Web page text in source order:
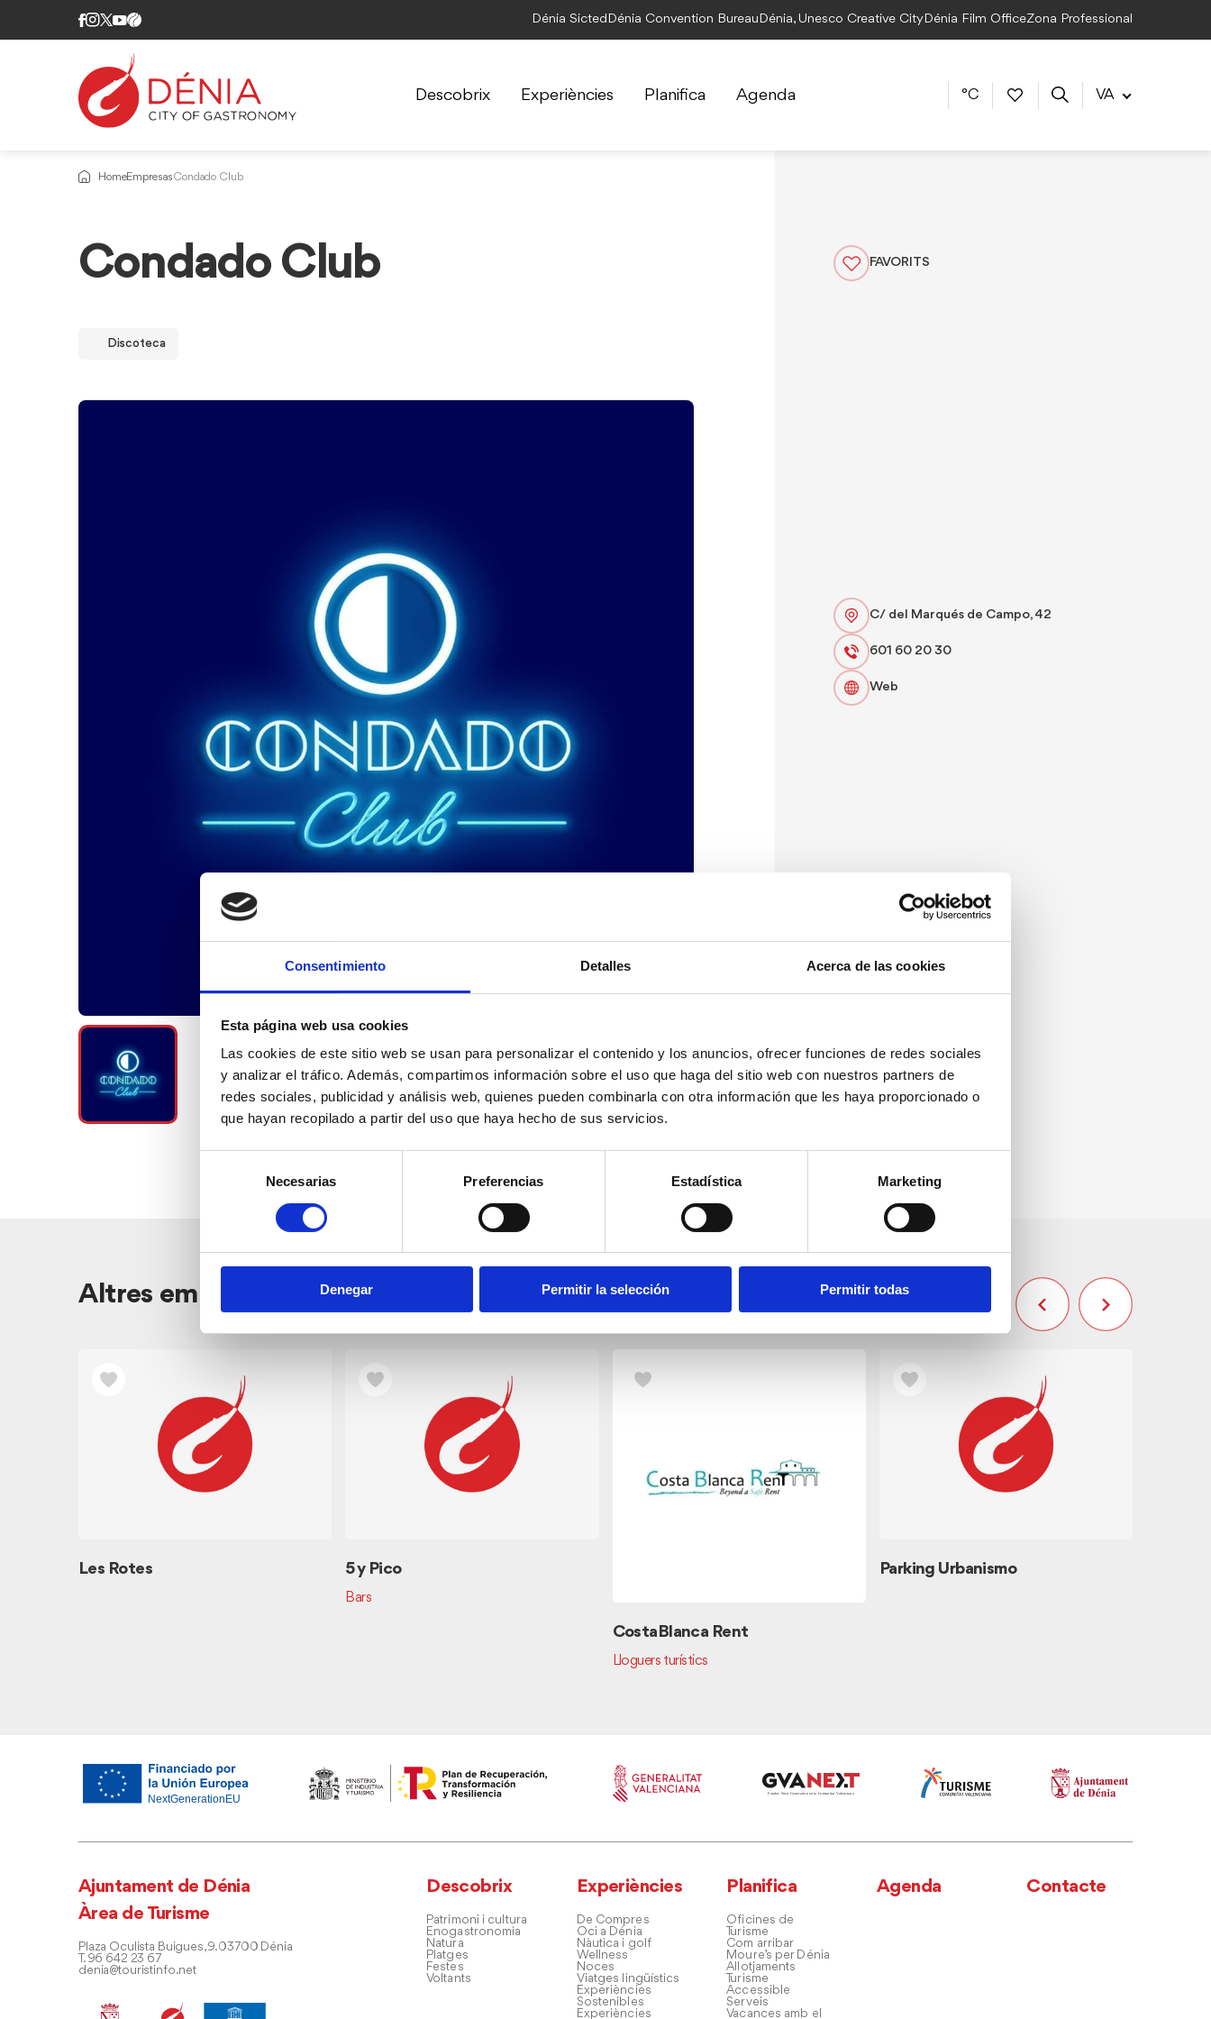
Consentimiento Detalles Acerca de las cookies
Esta página web usa cookies
Las cookies de este sitio web se usan para personalizar el contenido y los anuncios, ofrecer funciones de redes sociales
y analizar el tráfico. Además, compartimos información sobre el uso que haga del sitio web con nuestros partners de
redes sociales, publicidad y análisis web, quienes pueden combinarla con otra información que les haya proporcionado o
que hayan recopilado a partir del uso que haya hecho de sus servicios.
consentimiento
Necesarias Preferencias Estadística Marketing
Denegar Permitir la selección Permitir todas
Dénia Sicted Dénia Convention Bureau Dénia, Unesco Creative CityDénia Film OfficeZona Professional
Descobrix Experiències Planifica Agenda °C VA
HomeEmpresasCondado Club
Condado Club
Discoteca
FAVORITS
C/ del Marqués de Campo, 42
601 60 20 30
Web
Altres empreses properes
Les Rotes 5 y Pico
Bars
CostaBlanca Rent
Lloguers turístics
Parking Urbanismo
Ajuntament de Dénia
Àrea de Turisme
Plaza Oculista Buigues, 9. 03700 Dénia
T. 96 642 23 67
denia@touristinfo.net
Descobrix
Patrimoni i cultura
Enogastronomia
Natura
Platges
Festes
Voltants
Experiències
De Compres
Oci a Dénia
Nàutica i golf
Wellness
Noces
Viatges lingüístics
Experiències
Sostenibles
Experiències
Planifica
Oficines de
Turisme
Com arribar
Moure’s per Dénia
Allotjaments
Turisme
Accessible
Serveis
Vacances amb el
Agenda Contacte